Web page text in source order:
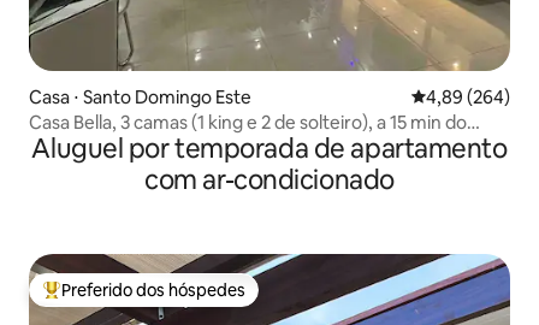
Casa ⋅ Santo Domingo Este 4,89 de uma
4,89 (264)
Casa Bella, 3 camas (1 king e 2 de solteiro), a 15 min do
aeroporto.
Aluguel por temporada de apartamento
com ar-condicionado
Entre os melhores preferidos dos hóspedes
Preferido dos hóspedes